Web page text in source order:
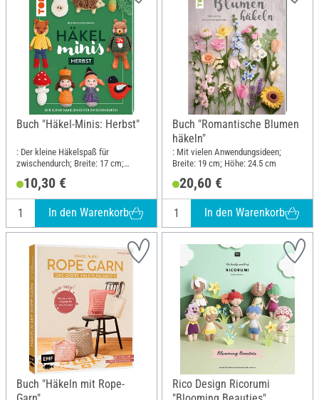
Buch "Häkel-Minis: Herbst"
: Der kleine Häkelspaß für
zwischendurch; Breite: 17 cm;
10,30 €
In den Warenkorb
Buch "Romantische Blumen
häkeln"
: Mit vielen Anwendungsideen;
Breite: 19 cm; Höhe: 24.5 cm
20,60 €
In den Warenkorb
Buch "Häkeln mit Rope-
Rico Design Ricorumi